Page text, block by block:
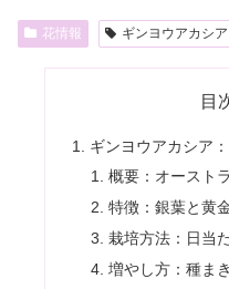
花情報 ギンヨウアカシア
目
ギンヨウアカシア
概要：オースト
特徴：銀葉と黄
栽培方法：日当
増やし方：種ま